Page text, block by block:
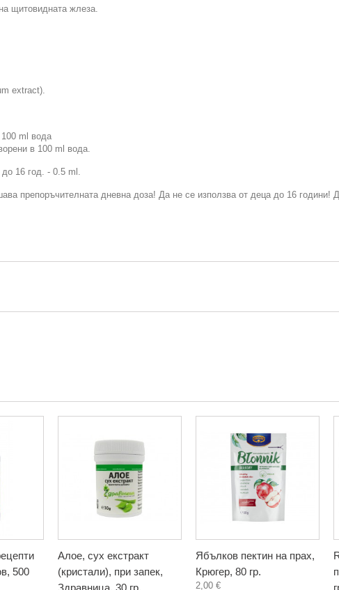
щитовидната жлеза.
extract).
ml вода
в 100 ml вода.
16 год. - 0.5 ml.
препоръчителната дневна доза! Да не се използва от деца до 16 години!
500
Алое, сух екстракт
(кристали), при запек,
Здравница, 30 гр.
Ябълков пектин на прах,
Крюгер, 80 гр.
2,00 €